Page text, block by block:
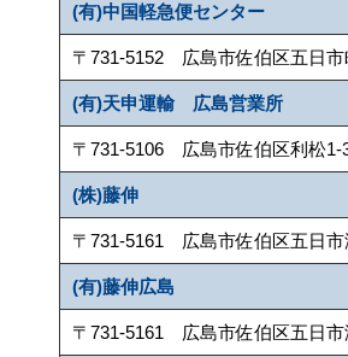
(有)中国軽急便センター
〒731-5152 広島市佐伯区五日
(有)天申運輸 広島営業所
〒731-5106 広島市佐伯区利松
(株)藤伸
〒731-5161 広島市佐伯区五日
(有)藤伸広島
〒731-5161 広島市佐伯区五日